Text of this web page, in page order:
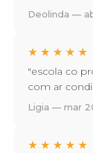
Deolinda —
★ ★ ★ ★ ★
"escola co
com ar
Ligia — mar
★ ★ ★ ★ ★